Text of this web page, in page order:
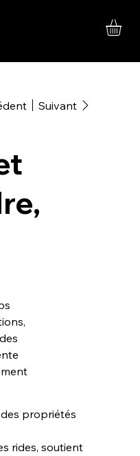
Suivant
propriétés
rides, soutient